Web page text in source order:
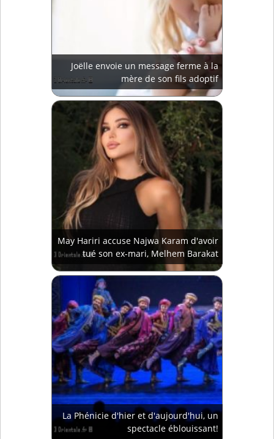
Joëlle envoie un message ferme à la
mère de son fils adoptif
May Hariri accuse Najwa Karam d'avoir
tué son ex-mari, Melhem Barakat
La Phénicie d'hier et d'aujourd'hui, un
spectacle éblouissant!